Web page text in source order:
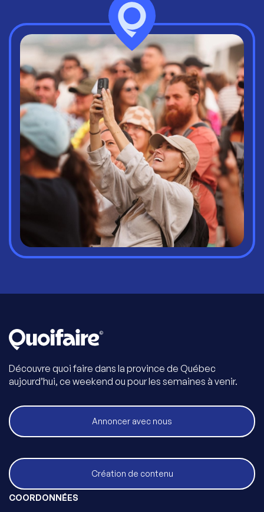
Découvre quoi faire dans la province de Québec
aujourd’hui, ce weekend ou pour les semaines à venir.
Annoncer avec nous
Création de contenu
COORDONNÉES